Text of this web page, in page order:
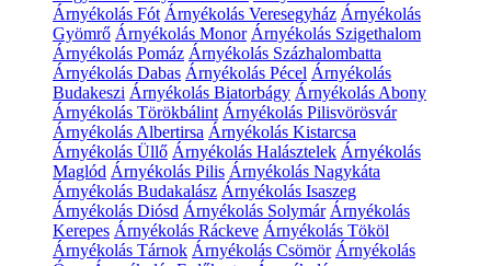
Árnyékolás Fót Árnyékolás Veresegyház Árnyékolás
Gyömrő Árnyékolás Monor Árnyékolás Szigethalom
Árnyékolás Pomáz Árnyékolás Százhalombatta
Árnyékolás Dabas Árnyékolás Pécel Árnyékolás
Budakeszi Árnyékolás Biatorbágy Árnyékolás Abony
Árnyékolás Törökbálint Árnyékolás Pilisvörösvár
Árnyékolás Albertirsa Árnyékolás Kistarcsa
Árnyékolás Üllő Árnyékolás Halásztelek Árnyékolás
Maglód Árnyékolás Pilis Árnyékolás Nagykáta
Árnyékolás Budakalász Árnyékolás Isaszeg
Árnyékolás Diósd Árnyékolás Solymár Árnyékolás
Kerepes Árnyékolás Ráckeve Árnyékolás Tököl
Árnyékolás Tárnok Árnyékolás Csömör Árnyékolás